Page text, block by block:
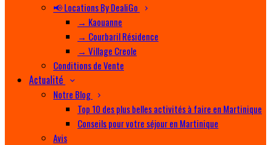
📢 Locations By DealiGo
→ Kaouanne
→ Courbaril Résidence
→ Village Creole
Conditions de Vente
Actualité
Notre Blog
Top 10 des plus belles activités à faire en Martinique
Conseils pour votre séjour en Martinique
Avis